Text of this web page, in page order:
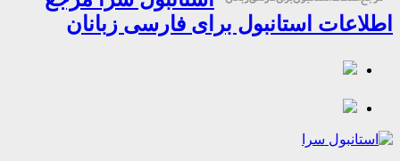
استانبول برای فارسی زبانان